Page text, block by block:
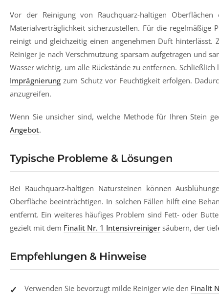
Vor der Reinigung von Rauchquarz-haltigen
Materialverträglichkeit sicherzustellen. Für die regelmäßige
reinigt und gleichzeitig einen angenehmen Duft
Reiniger je nach Verschmutzung sparsam aufgetragen und
Wasser wichtig, um alle Rückstände zu entfernen.
Imprägnierung zum Schutz vor Feuchtigkeit erfolgen.
anzugreifen.
Wenn Sie unsicher sind, welche Methode für Ihren Stein
Angebot.
Typische Probleme & Lösungen
Bei Rauchquarz-haltigen Natursteinen können
Oberfläche beeinträchtigen. In solchen Fällen hilft eine
entfernt. Ein weiteres häufiges Problem sind Fett- oder
gezielt mit dem Finalit Nr. 1 Intensivreiniger säubern, der
Empfehlungen & Hinweise
Verwenden Sie bevorzugt milde Reiniger wie den Finalit